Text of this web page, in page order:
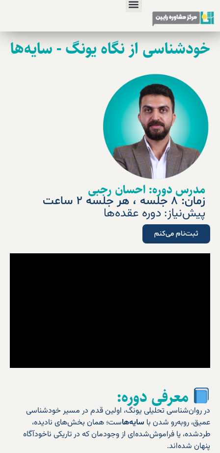
خودشناسی از نگاه یونگ - سایه‌ها
مدرس دوره: احسان رجبی
زمان: ۸ جلسه ، هر جلسه ۲ ساعت
پیش‌نیاز: دوره عقده‌ها
ثبت‌نام می‌کنم
معرفی دوره:
در روان‌شناسی تحلیلی یونگ، اولین قدم در مسیر خودشناسی
عمیق، روبه‌رو شدن با سایه‌هاست؛ همان بخش‌های نادیده،
طردشده، یا فراموش‌شده‌ای از وجودمان که در تاریکی ناخودآگاه
پنهان شده‌اند.